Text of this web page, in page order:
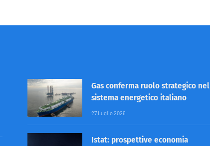
Gas conferma ruolo strategico nel
sistema energetico italiano
27 Luglio 2026
Istat: prospettive economia